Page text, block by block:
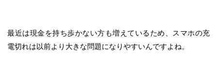
最近は現金を持ち歩かない方も増えているため、スマホの充
電切れは以前より大きな問題になりやすいんですよね。